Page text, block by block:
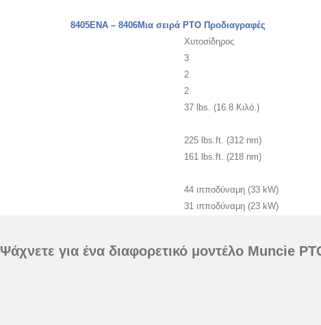
8405ΕΝΑ – 8406Μια σειρά PTO Προδιαγραφές
Χυτοσίδηρος
3
2
2
37 lbs. (16.8 Κιλό.)
225 lbs.ft. (312 nm)
161 lbs.ft. (218 nm)
44 ιπποδύναμη (33 kW)
31 ιπποδύναμη (23 kW)
Ψάχνετε για ένα διαφορετικό μοντέλο Muncie